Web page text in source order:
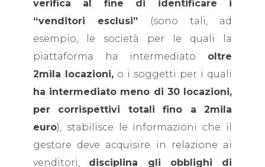
verifica al fine di identificare i
“venditori esclusi”
(sono tali, ad
esempio, le società per le quali la
piattaforma ha intermediato oltre
2mila locazioni, o i soggetti per i quali
ha intermediato meno di 30 locazioni,
per corrispettivi totali fino a 2mila
euro), stabilisce le informazioni che il
gestore deve acquisire in relazione ai
venditori, disciplina gli obblighi di